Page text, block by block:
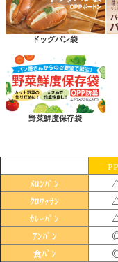
ドッグパン袋
野菜鮮度保存袋
ﾒﾛﾝﾊﾟﾝ
ｸﾛﾜｯｻﾝ
ｶﾚｰﾊﾟﾝ
ｱﾝﾊﾟﾝ
食ﾊﾟﾝ